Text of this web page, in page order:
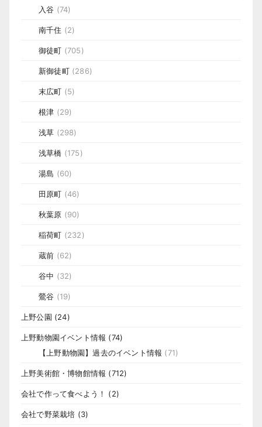
入谷 (74)
南千住 (2)
御徒町 (705)
新御徒町(286)
末広町 (5)
根津 (29)
浅草 (298)
浅草橋 (175)
湯島 (60)
田原町 (46)
秋葉原 (90)
稲荷町 (232)
蔵前 (62)
谷中 (32)
鶯谷 (19)
上野公園 (24)
上野動物園イベント情報 (74)
【上野動物園】過去のイベント情報 (71)
上野美術館・博物館情報 (712)
会社で作って食べよう！ (2)
会社で野菜栽培 (3)